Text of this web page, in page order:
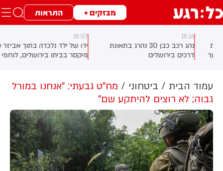
מבזקים + התראות
נהג רכב כבן 30 נהרג בתאונת
דרכים בירושלים
ידו של ילד נלכדה בתוך אביזר של
מיקסר בביתו בירושלים, לוחמי
עמוד הבית ביטחוני
מח"ט גבעתי: "אנחנו במורל
גבוה; לא רוצים להיתקע שם"